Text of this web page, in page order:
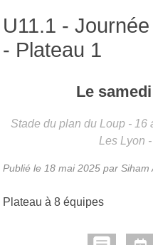
U11.1 -
- Plateau 1
Le samedi
Stade du plan du Loup - 16
Les Lyon
Publié le 18 mai 2025 par Siham
Plateau à 8 équipes